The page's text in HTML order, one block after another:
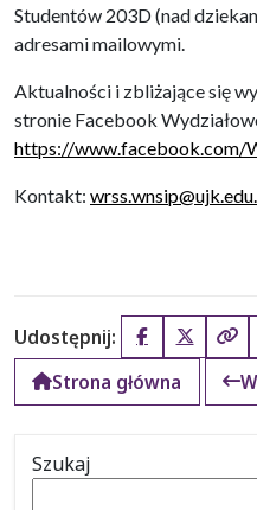
Studentów 203D (nad
adresami mailowymi.
Aktualności i zbliżające się
stronie Facebook
https://www.facebook.com/
Kontakt:
Udostępnij: Facebook
X
Strona główna
Szukaj